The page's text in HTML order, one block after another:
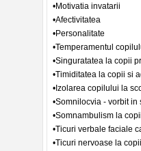
•Motivatia invatarii
•Afectivitatea
•Personalitate
•Temperamentul
•Singuratatea la copii
•Timiditatea la copii si
•Izolarea copilului la
•Somnilocvia - vorbit in
•Somnambulism la copii
•Ticuri verbale faciale
•Ticuri nervoase la